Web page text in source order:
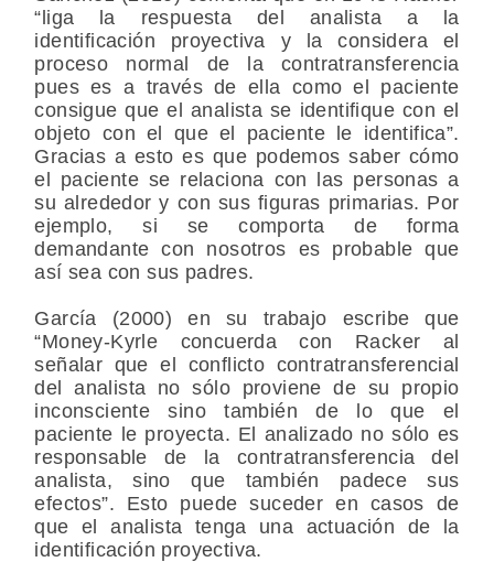
“liga la respuesta del analista a la
identificación proyectiva y la considera el
proceso normal de la contratransferencia
pues es a través de ella como el paciente
consigue que el analista se identifique con el
objeto con el que el paciente le identifica”.
Gracias a esto es que podemos saber cómo
el paciente se relaciona con las personas a
su alrededor y con sus figuras primarias. Por
ejemplo, si se comporta de forma
demandante con nosotros es probable que
así sea con sus padres.
García (2000) en su trabajo escribe que
“Money-Kyrle concuerda con Racker al
señalar que el conflicto contratransferencial
del analista no sólo proviene de su propio
inconsciente sino también de lo que el
paciente le proyecta. El analizado no sólo es
responsable de la contratransferencia del
analista, sino que también padece sus
efectos”. Esto puede suceder en casos de
que el analista tenga una actuación de la
identificación proyectiva.